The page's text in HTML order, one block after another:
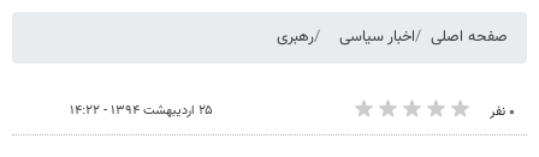
صفحه اصلی اخبار سیاسی رهبری
۰ نفر ۲۵ اردیبهشت ۱۳۹۴ - ۱۴:۲۲